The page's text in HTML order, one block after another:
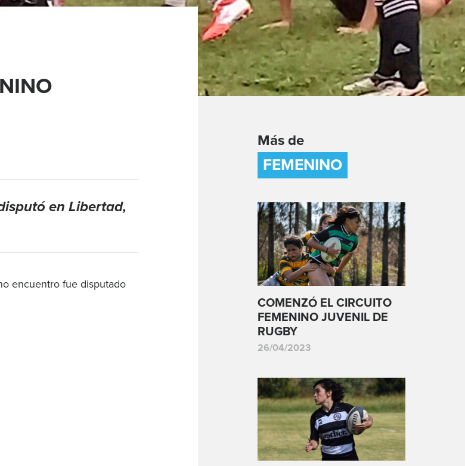
en Libertad,
encuentro fue disputado
Más de
FEMENINO
COMENZÓ EL CIRCUITO
FEMENINO JUVENIL DE
RUGBY
26/04/2023